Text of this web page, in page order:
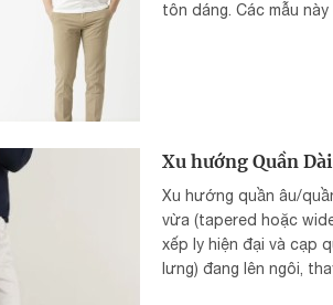
tôn dáng. Các mẫu
Xu hướng Quần
Xu hướng quần âu/
vừa (tapered hoặc
xếp ly hiện đại và cạp
lưng) đang lên ngôi,